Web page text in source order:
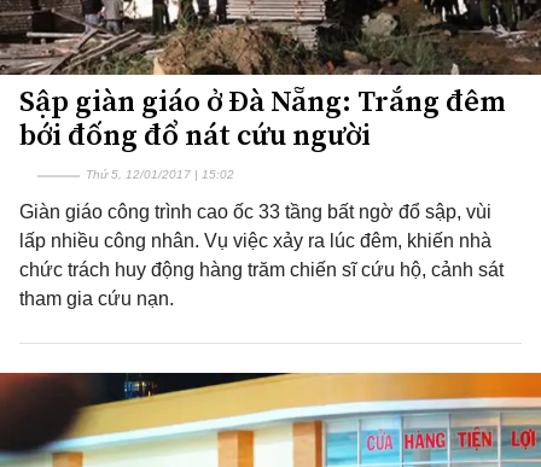
Sập giàn giáo ở Đà Nẵng: Trắng đêm
bới đống đổ nát cứu người
Thứ 5, 12/01/2017 | 15:02
Giàn giáo công trình cao ốc 33 tầng bất ngờ đổ sập, vùi
lấp nhiều công nhân. Vụ việc xảy ra lúc đêm, khiến nhà
chức trách huy động hàng trăm chiến sĩ cứu hộ, cảnh sát
tham gia cứu nạn.